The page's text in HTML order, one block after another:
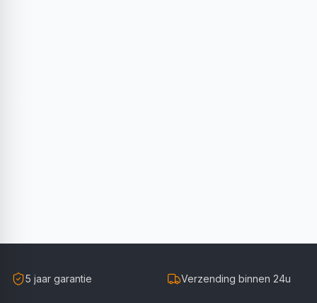
5 jaar garantie Verzending binnen 24u